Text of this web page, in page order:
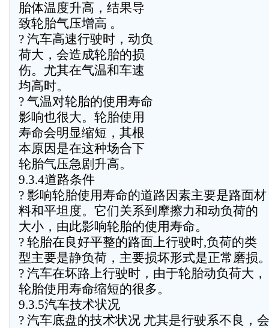
胎体温度升高，结果导
致轮胎气压增高 。
? 汽车高速行驶时，动负
荷大，会造成轮胎的损
伤。尤其在气温和车速
均高时。
? 气温对轮胎的使用寿命
影响也很大。轮胎使用
寿命会明显缩短，其根
本原因是在这种场合下
轮胎气压急剧升高。
9.3.4道路条件
? 影响轮胎使用寿命的道路因素主要是路面材
料和平坦度。它们关系到摩擦力和动负荷的
大小，由此影响轮胎的使用寿命。
? 轮胎在良好平整的路面上行驶时,负荷的类
型主要是静负荷，主要损坏形式是正常磨损
? 汽车在坏路上行驶时，由于轮胎动负荷大，
轮胎使用寿命缩短的很多。
9.3.5汽车技术状况
? 汽车底盘的技术状况 尤其是行驶系不良，会